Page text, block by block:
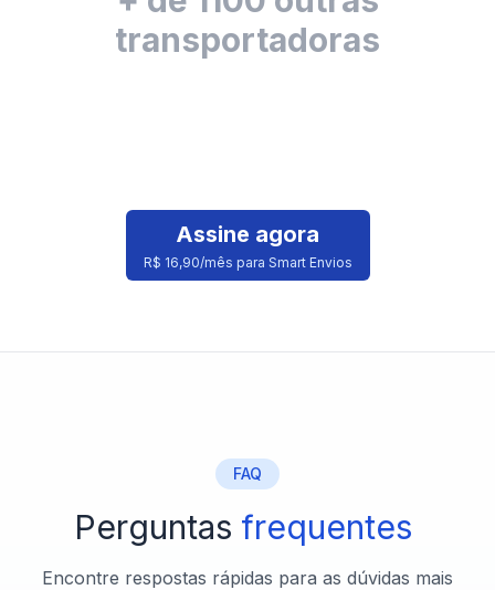
transportadoras
Assine agora
R$ 16,90/mês para Smart Envios
FAQ
Perguntas frequentes
Encontre respostas rápidas para as dúvidas mais